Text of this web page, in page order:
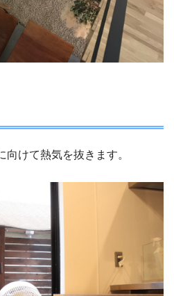
けて熱気を抜きます。